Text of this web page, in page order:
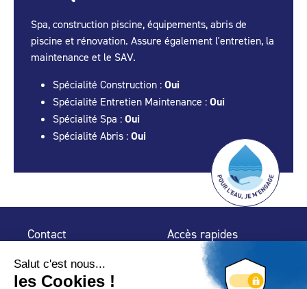
Spa, construction piscine, équipements, abris de
piscine et rénovation. Assure également l'entretien, la
maintenance et le SAV.
Spécialité Construction : Oui
Spécialité Entretien Maintenance : Oui
Spécialité Spa : Oui
Spécialité Abris : Oui
Contact
75 009 Paris
Accès rapides
Espace Presse
Trouver un